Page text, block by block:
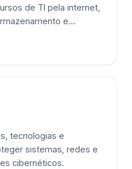
de TI pela internet,
e
tecnologias e
sistemas, redes e
cibernéticos.